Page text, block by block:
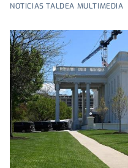
NOTICIAS TALDEA MULTIMEDIA